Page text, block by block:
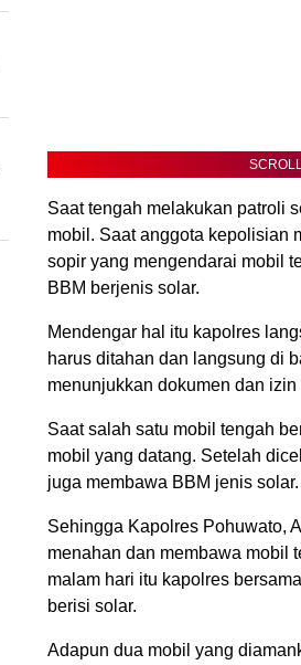
Saat tengah melakukan patroli
mobil. Saat anggota kepolisian
sopir yang mengendarai mobil
BBM berjenis solar.
Mendengar hal itu kapolres
harus ditahan dan langsung di
menunjukkan dokumen dan
Saat salah satu mobil tengah
mobil yang datang. Setelah
juga membawa BBM jenis solar.
Sehingga Kapolres Pohuwato,
menahan dan membawa mobil
malam hari itu kapolres
berisi solar.
Adapun dua mobil yang